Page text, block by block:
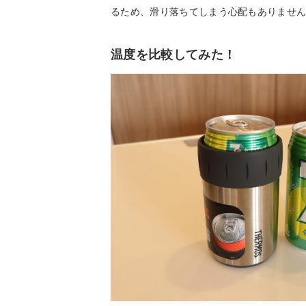
るため、滑り落ちてしまう心配もありませ
温度を比較してみた！